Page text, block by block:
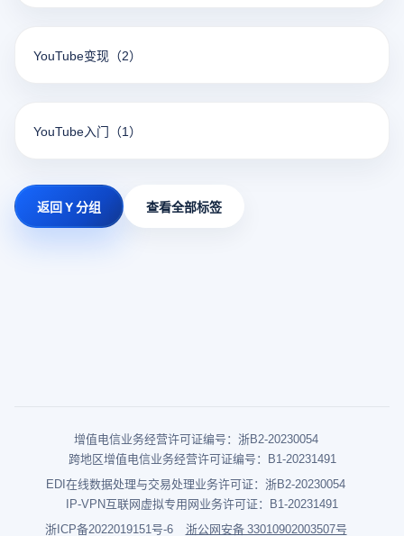
YouTube变现 （2）
YouTube入门 （1）
返回 Y 分组 查看全部标签
增值电信业务经营许可证编号：浙B2-20230054
跨地区增值电信业务经营许可证编号：B1-20231491
EDI在线数据处理与交易处理业务许可证：浙B2-20230054
IP-VPN互联网虚拟专用网业务许可证：B1-20231491
浙ICP备2022019151号-6
浙公网安备 33010902003507号